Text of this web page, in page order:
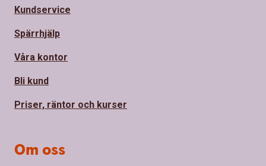
Kundservice
Spärrhjälp
Våra kontor
Bli kund
Priser, räntor och kurser
Om oss